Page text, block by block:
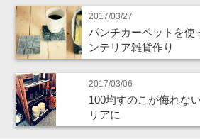
2017/03/27
パンチカーペットを使
ンテリア雑貨作り
2017/03/06
100均すのこが侮れな
リアに